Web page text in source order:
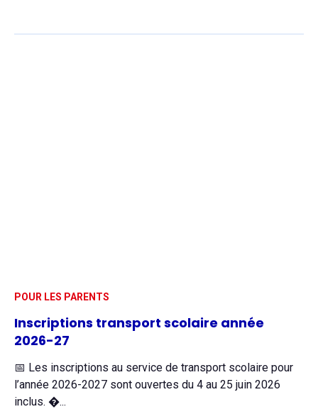
POUR LES PARENTS
Inscriptions transport scolaire année
2026-27
📅 Les inscriptions au service de transport scolaire pour
l’année 2026-2027 sont ouvertes du 4 au 25 juin 2026
inclus. �...